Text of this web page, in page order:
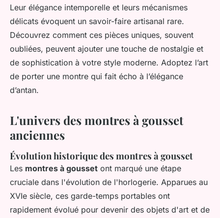
Leur élégance intemporelle et leurs mécanismes
délicats évoquent un savoir-faire artisanal rare.
Découvrez comment ces pièces uniques, souvent
oubliées, peuvent ajouter une touche de nostalgie et
de sophistication à votre style moderne. Adoptez l’art
de porter une montre qui fait écho à l’élégance
d’antan.
L'univers des montres à gousset
anciennes
Évolution historique des montres à gousset
Les montres à gousset ont marqué une étape
cruciale dans l'évolution de l'horlogerie. Apparues au
XVIe siècle, ces garde-temps portables ont
rapidement évolué pour devenir des objets d'art et de